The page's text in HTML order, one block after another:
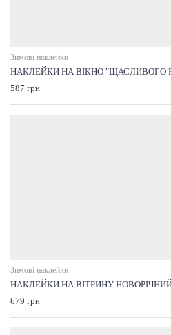
Зимові наклейки
НАКЛЕЙКИ НА ВІКНО "ЩАСЛИВОГО
587 грн
Зимові наклейки
НАКЛЕЙКИ НА ВІТРИНУ
679 грн